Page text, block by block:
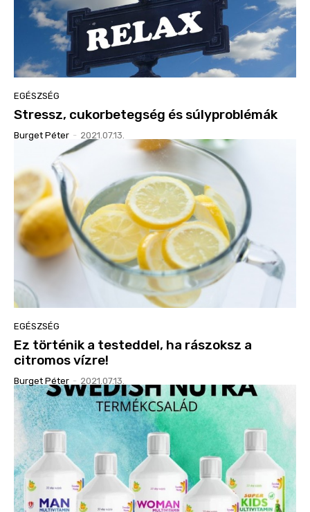
EGÉSZSÉG
Stressz, cukorbetegség és súlyproblémák
Burget Péter - 2021.07.13.
EGÉSZSÉG
Ez történik a testeddel, ha rászoksz a
citromos vízre!
Burget Péter - 2021.07.13.